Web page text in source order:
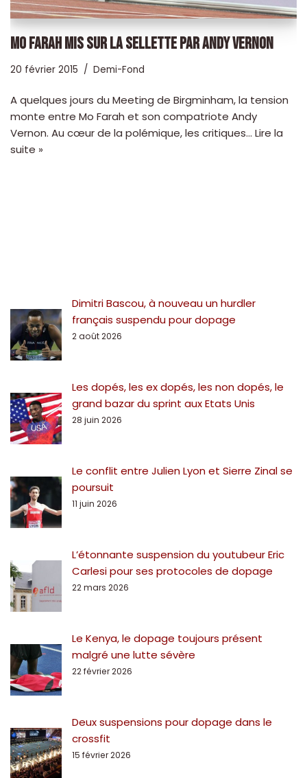
MO FARAH MIS SUR LA SELLETTE PAR ANDY VERNON
20 février 2015 Demi-Fond
A quelques jours du Meeting de Birgminham, la tension
monte entre Mo Farah et son compatriote Andy
Vernon. Au cœur de la polémique, les critiques… Lire la
suite »
Dimitri Bascou, à nouveau un hurdler
français suspendu pour dopage
2 août 2026
Les dopés, les ex dopés, les non dopés, le
grand bazar du sprint aux Etats Unis
28 juin 2026
Le conflit entre Julien Lyon et Sierre Zinal se
poursuit
11 juin 2026
L’étonnante suspension du youtubeur Eric
Carlesi pour ses protocoles de dopage
22 mars 2026
Le Kenya, le dopage toujours présent
malgré une lutte sévère
22 février 2026
Deux suspensions pour dopage dans le
crossfit
15 février 2026